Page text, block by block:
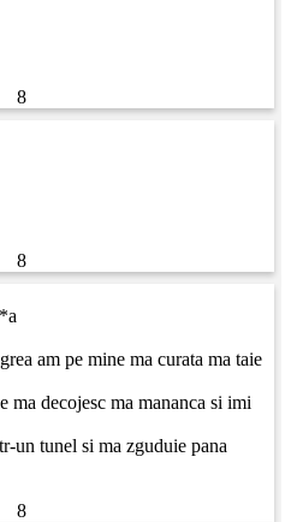
8
8
am pe mine ma curata ma taie
ma decojesc ma mananca si imi
un tunel si ma zguduie pana
8